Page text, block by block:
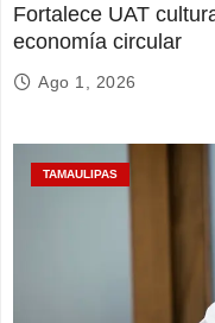
Fortalece UAT
economía circular
Ago 1, 2026
TAMAULIPAS